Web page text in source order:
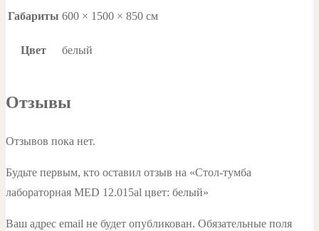
Габариты 600 × 1500 × 850 см
Цвет белый
Отзывы
Отзывов пока нет.
Будьте первым, кто оставил отзыв на «Стол-тумба
лабораторная MED 12.015al цвет: белый»
Ваш адрес email не будет опубликован. Обязательные поля